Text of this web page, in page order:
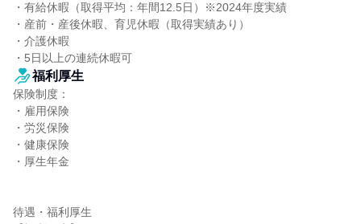
・有給休暇（取得平均：年間12.5日）※2024年度実績
・産前・産後休暇、育児休暇（取得実績あり）
・介護休暇
・5日以上の連続休暇可
福利厚生
保険制度：
・雇用保険
・労災保険
・健康保険
・厚生年金
待遇・福利厚生